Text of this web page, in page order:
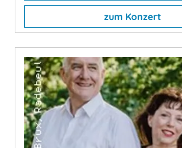
zum Konzert